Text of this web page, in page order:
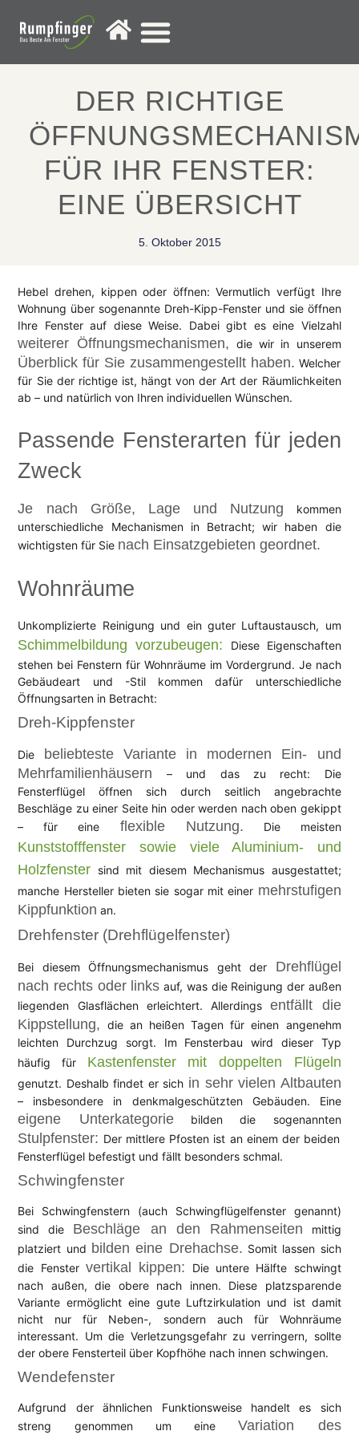
DER RICHTIGE
FÜR IHR FENSTER:
EINE ÜBERSICHT
5. Oktober 2015
Hebel drehen, kippen oder öffnen: Vermutlich verfügt Ihre
Wohnung über sogenannte Dreh-Kipp-Fenster und sie öffnen
Ihre Fenster auf diese Weise. Dabei gibt es eine Vielzahl
weiterer Öffnungsmechanismen, die wir in unserem
Überblick für Sie zusammengestellt haben. Welcher
für Sie der richtige ist, hängt von der Art der Räumlichkeiten
ab – und natürlich von Ihren individuellen Wünschen.
Passende Fensterarten für jeden
Zweck
Je nach Größe, Lage und Nutzung kommen
unterschiedliche Mechanismen in Betracht; wir haben die
wichtigsten für Sie nach Einsatzgebieten geordnet.
Wohnräume
Unkomplizierte Reinigung und ein guter Luftaustausch, um
Schimmelbildung vorzubeugen: Diese Eigenschaften
stehen bei Fenstern für Wohnräume im Vordergrund. Je nach
Gebäudeart und -Stil kommen dafür unterschiedliche
Öffnungsarten in Betracht:
Dreh-Kippfenster
Die
beliebteste Variante in modernen Ein- und
Mehrfamilienhäusern – und das zu recht: Die
Fensterflügel öffnen sich durch seitlich angebrachte
Beschläge zu einer Seite hin oder werden nach oben gekippt
– für eine flexible Nutzung. Die meisten
Kunststofffenster sowie viele Aluminium- und
Holzfenster sind mit diesem Mechanismus ausgestattet;
manche Hersteller bieten sie sogar mit einer mehrstufigen
Kippfunktion an.
Drehfenster (Drehflügelfenster)
Bei diesem Öffnungsmechanismus geht der Drehflügel
nach rechts oder links auf, was die Reinigung der außen
liegenden Glasflächen erleichtert. Allerdingsentfällt die
Kippstellung, die an heißen Tagen für einen angenehm
leichten Durchzug sorgt. Im Fensterbau wird dieser Typ
häufig für Kastenfenster mit doppelten Flügeln
genutzt. Deshalb findet er sich in sehr vielen Altbauten
– insbesondere in denkmalgeschützten Gebäuden. Eine
eigene Unterkategoriebilden die sogenannten
Stulpfenster: Der mittlere Pfosten ist an einem der beiden
Fensterflügel befestigt und fällt besonders schmal.
Schwingfenster
Bei Schwingfenstern (auch Schwingflügelfenster genannt)
sind die Beschläge an den Rahmenseiten mittig
platziert und bilden eine Drehachse. Somit lassen sich
die Fenstervertikal kippen: Die untere Hälfte schwingt
nach außen, die obere nach innen. Diese platzsparende
Variante ermöglicht eine gute Luftzirkulation und ist damit
nicht nur für Neben-, sondern auch für Wohnräume
interessant. Um die Verletzungsgefahr zu verringern, sollte
der obere Fensterteil über Kopfhöhe nach innen schwingen.
Wendefenster
Aufgrund der ähnlichen Funktionsweise handelt es sich
streng genommen um eineVariation des